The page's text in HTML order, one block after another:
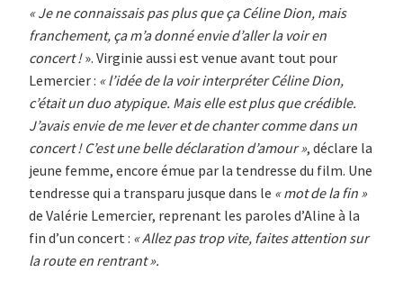
« Je ne connaissais pas plus que ça Céline Dion, mais
franchement, ça m’a donné envie d’aller la voir en
concert !». Virginie aussi est venue avant tout pour
Lemercier : « l’idée de la voir interpréter Céline Dion,
c’était un duo atypique. Mais elle est plus que crédible.
J’avais envie de me lever et de chanter comme dans un
concert ! C’est une belle déclaration d’amour », déclare la
jeune femme, encore émue par la tendresse du film. Une
tendresse qui a transparu jusque dans le « mot de la fin »
de Valérie Lemercier, reprenant les paroles d’Aline à la
fin d’un concert : «Allez pas trop vite, faites attention sur
la route en rentrant ».